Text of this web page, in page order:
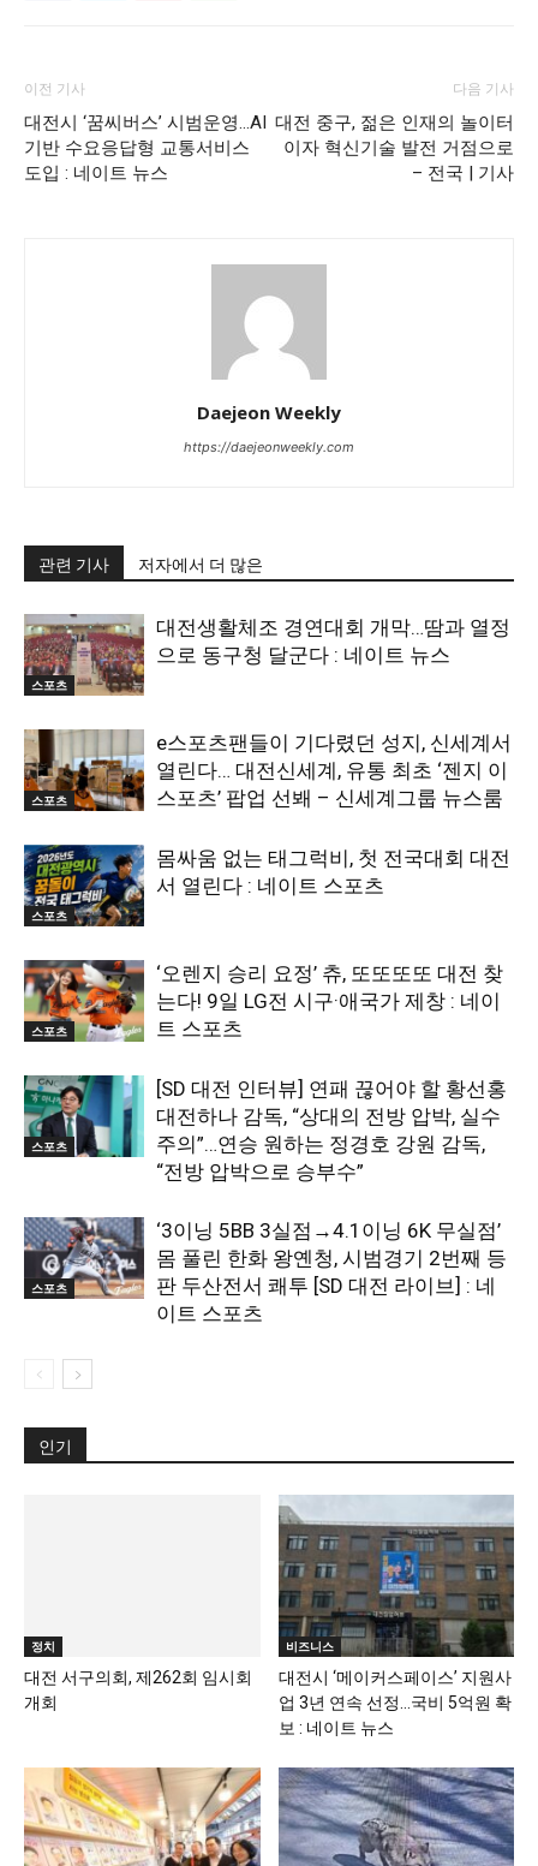
이전 기사
대전시 ‘꿈씨버스’ 시범운영…AI
기반 수요응답형 교통서비스
도입 : 네이트 뉴스
다음 기사
대전 중구, 젊은 인재의 놀이터
이자 혁신기술 발전 거점으로
– 전국 | 기사
Daejeon Weekly
https://daejeonweekly.com
관련 기사 저자에서 더 많은
스포츠
대전생활체조 경연대회 개막…땀과 열정
으로 동구청 달군다 : 네이트 뉴스
스포츠
e스포츠팬들이 기다렸던 성지, 신세계서
열린다… 대전신세계, 유통 최초 ‘젠지 이
스포츠’ 팝업 선봬 – 신세계그룹 뉴스룸
스포츠
몸싸움 없는 태그럭비, 첫 전국대회 대전
서 열린다 : 네이트 스포츠
스포츠
‘오렌지 승리 요정’ 츄, 또또또또 대전 찾
는다! 9일 LG전 시구·애국가 제창 : 네이
트 스포츠
스포츠
[SD 대전 인터뷰] 연패 끊어야 할 황선홍
대전하나 감독, “상대의 전방 압박, 실수
주의”…연승 원하는 정경호 강원 감독,
“전방 압박으로 승부수”
스포츠
‘3이닝 5BB 3실점→4.1이닝 6K 무실점’
몸 풀린 한화 왕옌청, 시범경기 2번째 등
판 두산전서 쾌투 [SD 대전 라이브] : 네
이트 스포츠
인기
정치
대전 서구의회, 제262회 임시회
개회
비즈니스
대전시 ‘메이커스페이스’ 지원사
업 3년 연속 선정…국비 5억원 확
보 : 네이트 뉴스